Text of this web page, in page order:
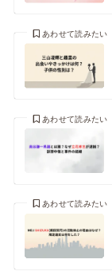
あわせて読みたい
あわせて読みたい
あわせて読みたい